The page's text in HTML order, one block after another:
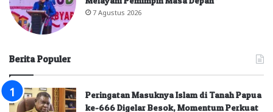
7 Agustus 2026
Berita Populer
Peringatan Masuknya Islam di Tanah Papua
ke-666 Digelar Besok, Momentum Perkuat